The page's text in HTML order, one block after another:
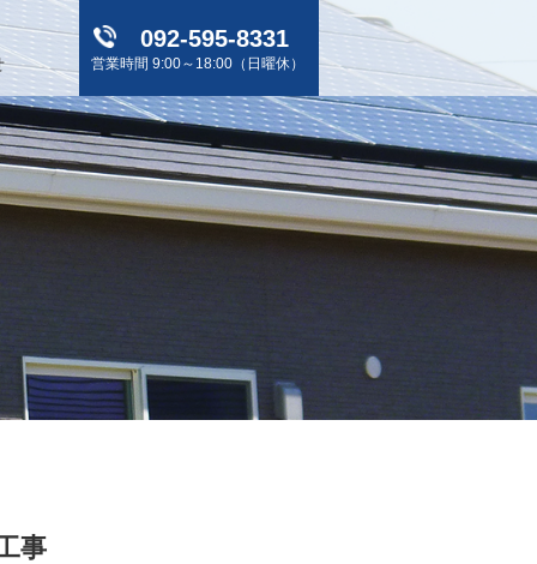
092-595-8331
営業時間 9:00～18:00（日曜休）
事